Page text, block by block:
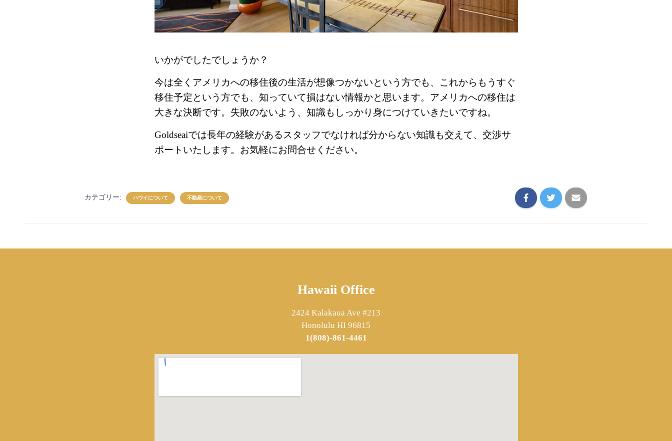
いかがでしたでしょうか？
今は全くアメリカへの移住後の生活が想像つかないという方でも、これからもうすぐ
移住予定という方でも、知っていて損はない情報かと思います。アメリカへの移住は
大きな決断です。失敗のないよう、知識もしっかり身につけていきたいですね。
Goldseaiでは長年の経験があるスタッフでなければ分からない知識も交えて、交渉サ
ポートいたします。お気軽にお問合せください。
カテゴリー: ハワイについて 不動産について
Hawaii Office
2424 Kalakaua Ave #213
Honolulu HI 96815
1(808)-861-4461